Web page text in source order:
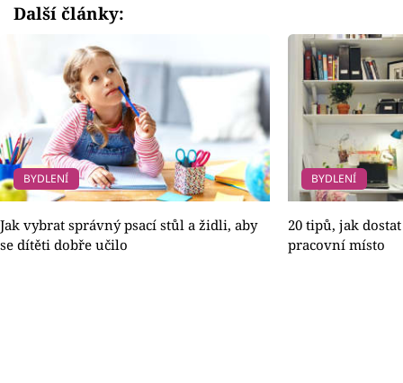
Další články:
BYDLENÍ
Jak vybrat správný psací stůl a židli, aby
se dítěti dobře učilo
BYDLENÍ
20 tipů, jak
pracovní místo